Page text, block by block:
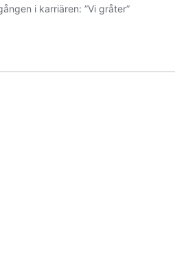
i karriären: ”Vi gråter”